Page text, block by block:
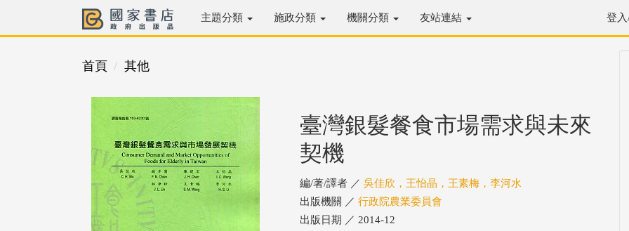
主題分類 施政分類 機關分類 友站連結 登
首頁 其他
臺灣銀髮餐食市場需求與未來
契機
編/著/譯者 ／ 吳佳欣，王怡晶，王素梅，李河水
出版機關 ／ 行政院農業委員會
出版日期 ／ 2014-12